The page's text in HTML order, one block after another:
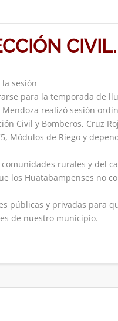
CIVIL.
la sesión
para la temporada de
realizó sesión
Civil y Bomberos, Cruz
Módulos de Riego y
rurales y del
los Huatabampenses no
públicas y privadas para
de nuestro municipio.